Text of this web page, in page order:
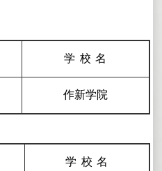
学校名
作新学院
学校名